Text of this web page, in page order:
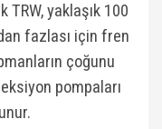
yaklaşık 100
fazlası için fren
çoğunu
pompaları